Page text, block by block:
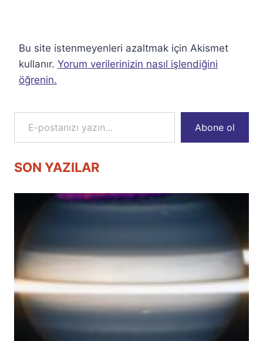
Bu site istenmeyenleri azaltmak için Akismet
kullanır. Yorum verilerinizin nasıl işlendiğini
öğrenin.
E-postanızı yazın…
Abone ol
SON YAZILAR